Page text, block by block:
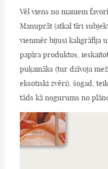
Vēl viens no maniem
Manuprāt (atkal tīri
vienmēr bijusi kaligrāfija
papīra produktos,
puķaināks (tur dzīvoja
eksotiski zvēri), šogad,
tāds kā nogurums no